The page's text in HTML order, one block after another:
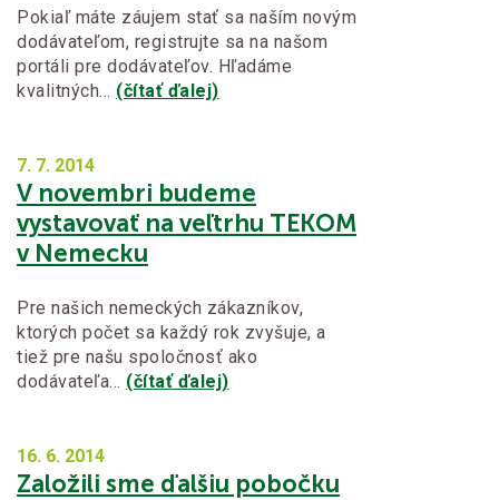
Pokiaľ máte záujem stať sa naším novým
dodávateľom, registrujte sa na našom
portáli pre dodávateľov. Hľadáme
kvalitných… (čítať ďalej)
7. 7. 2014
V novembri budeme
vystavovať na veľtrhu TEKOM
v Nemecku
Pre našich nemeckých zákazníkov,
ktorých počet sa každý rok zvyšuje, a
tiež pre našu spoločnosť ako
dodávateľa… (čítať ďalej)
16. 6. 2014
Založili sme ďalšiu pobočku